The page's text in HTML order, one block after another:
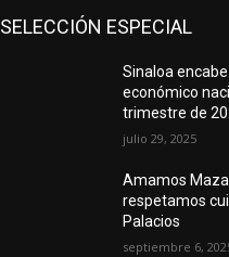
SELECCIÓN ESPECIAL
Sinaloa
económico
trimestre de
julio 29, 2025
Amamos
respetamos
Palacios
septiembre 6,